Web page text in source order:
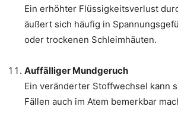
Ein erhöhter Flüssigkeitsverlust
äußert sich häufig in
oder trockenen Schleimhäuten.
Auffälliger Mundgeruch
Ein veränderter Stoffwechsel kann
Fällen auch im Atem bemerkbar